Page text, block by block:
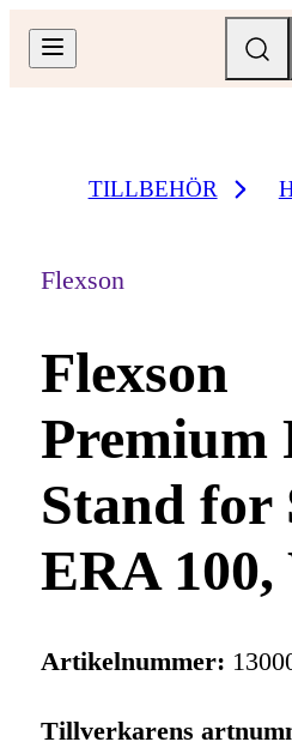
TILLBEHÖR
Flexson
Flexson
Premium
Stand for
ERA
Artikelnummer:
Tillverkarens